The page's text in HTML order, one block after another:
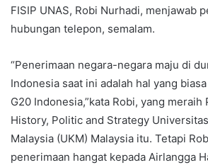
FISIP UNAS, Robi Nurhadi, menjawab
hubungan telepon, semalam.
“Penerimaan negara-negara maju di
Indonesia saat ini adalah hal yang
G20 Indonesia,”kata Robi, yang
History, Politic and Strategy
Malaysia (UKM) Malaysia itu. Tetapi
penerimaan hangat kepada Airlangga